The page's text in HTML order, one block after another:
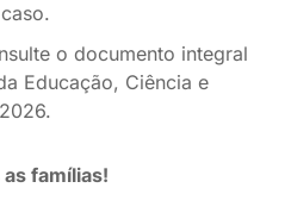
o documento integral
Educação, Ciência e
famílias!